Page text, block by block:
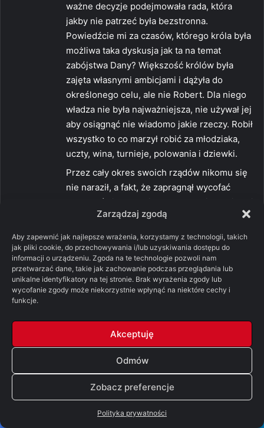
Zarządzaj zgodą
Aby zapewnić jak najlepsze wrażenia, korzystamy z technologii, takich
jak pliki cookie, do przechowywania i/lub uzyskiwania dostępu do
informacji o urządzeniu. Zgoda na te technologie pozwoli nam
przetwarzać dane, takie jak zachowanie podczas przeglądania lub
unikalne identyfikatory na tej stronie. Brak wyrażenia zgody lub
wycofanie zgody może niekorzystnie wpłynąć na niektóre cechy i
funkcje.
Akceptuję
Odmów
Zobacz preferencje
Polityka prywatności
ważne decyzje podejmowała rada, która
jakby nie patrzeć była bezstronna.
Powiedźcie mi za czasów, którego króla była
możliwa taka dyskusja jak ta na temat
zabójstwa Dany? Większość królów była
zajęta własnymi ambicjami i dążyła do
określonego celu, ale nie Robert. Dla niego
władza nie była najważniejsza, nie używał jej
aby osiągnąć nie wiadomo jakie rzeczy. Robił
wszystko to co marzył robić za młodziaka,
uczty, wina, turnieje, polowania i dziewki.
Przez cały okres swoich rządów nikomu się
nie naraził, a fakt, że zapragnął wycofać
zamach świadczy o jego dobrych intencjach i
dobrej duszy. Śmiało mogę uznać, że był
dobrym królem, świetnie się sprawdzał jako
reprezentant władzy, ale sterami pociągali w
większym stopniu jego pomocnicy. Nie pchał
się na siłę do wydawania rozporządzeń,
przekazywał te robotę osobą, które się do
Wynikiem tego wszystkiego było kilkanaście
lat życia w pokoju. Powiedźcie mi, który z
Niestety żadne rządy nie mogą być idealne,
ale największym problemem Roberta było
głupie zrządzenie losu. Przez nie musiał